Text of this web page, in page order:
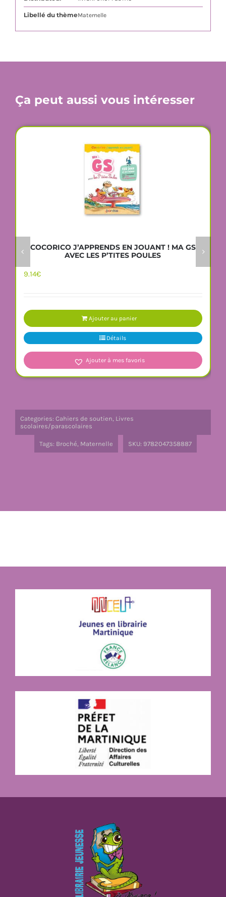
Libellé du thèmeMaternelle
Ça peut aussi vous intéresser
COCORICO J’APPRENDS EN JOUANT ! MA GS
AVEC LES P’TITES POULES
9.14€
Ajouter au panier
Détails
Ajouter à mes favoris
Categories: Cahiers de soutien, Livres
scolaires/parascolaires
Tags: Broché, Maternelle SKU: 9782047358887